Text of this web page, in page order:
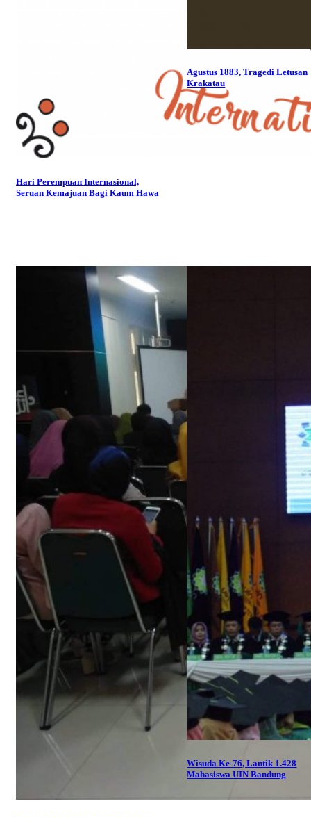
Hari Perempuan Internasional,
Seruan Kemajuan Bagi Kaum Hawa
Agustus 1883, Tragedi Letusan
Krakatau
Wisuda Ke-76, Lantik 1.428
Mahasiswa UIN Bandung